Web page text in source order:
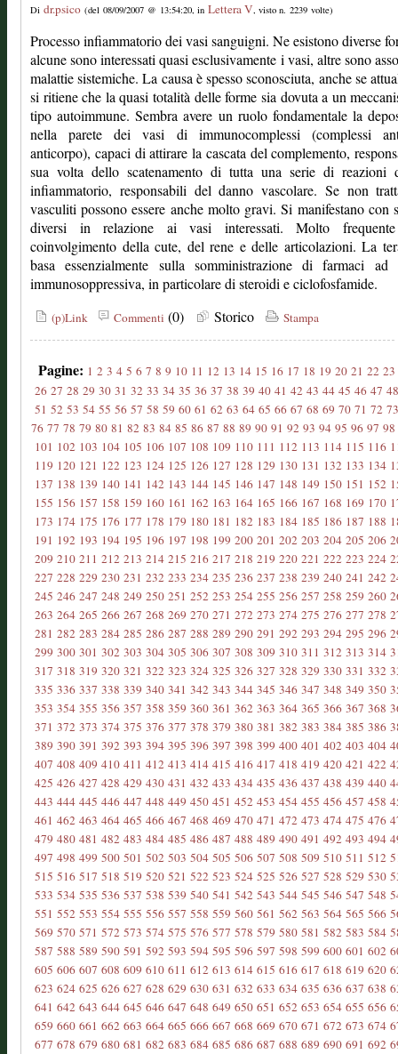
Di dr.psico (del 08/09/2007 @ 13:54:20, in Lettera V, visto n. 2239 volte)
Processo infiammatorio dei vasi sanguigni. Ne esistono diverse
alcune sono interessati quasi esclusivamente i vasi, altre sono
malattie sistemiche. La causa è spesso sconosciuta, anche se
si ritiene che la quasi totalità delle forme sia dovuta a un
tipo autoimmune. Sembra avere un ruolo fondamentale la
nella parete dei vasi di immunocomplessi (complessi
anticorpo), capaci di attirare la cascata del complemento,
sua volta dello scatenamento di tutta una serie di reazioni
infiammatorio, responsabili del danno vascolare. Se non
vasculiti possono essere anche molto gravi. Si manifestano con
diversi in relazione ai vasi interessati. Molto
coinvolgimento della cute, del rene e delle articolazioni. La
basa essenzialmente sulla somministrazione di farmaci ad
immunosoppressiva, in particolare di steroidi e ciclofosfamide.
(p)Link Commenti (0) Storico Stampa
Pagine: 1 2 3 4 5 6 7 8 9 10 11 12 13 14 15 16 17 18 19 20 21 22 23
26 27 28 29 30 31 32 33 34 35 36 37 38 39 40 41 42 43 44 45 46 47 48
51 52 53 54 55 56 57 58 59 60 61 62 63 64 65 66 67 68 69 70 71 72 73
76 77 78 79 80 81 82 83 84 85 86 87 88 89 90 91 92 93 94 95 96 97 98
101 102 103 104 105 106 107 108 109 110 111 112 113 114 115 116
119 120 121 122 123 124 125 126 127 128 129 130 131 132 133 134
137 138 139 140 141 142 143 144 145 146 147 148 149 150 151 152
155 156 157 158 159 160 161 162 163 164 165 166 167 168 169 170
173 174 175 176 177 178 179 180 181 182 183 184 185 186 187 188
191 192 193 194 195 196 197 198 199 200 201 202 203 204 205 206
209 210 211 212 213 214 215 216 217 218 219 220 221 222 223 224
227 228 229 230 231 232 233 234 235 236 237 238 239 240 241 242
245 246 247 248 249 250 251 252 253 254 255 256 257 258 259 260
263 264 265 266 267 268 269 270 271 272 273 274 275 276 277 278
281 282 283 284 285 286 287 288 289 290 291 292 293 294 295 296
299 300 301 302 303 304 305 306 307 308 309 310 311 312 313 314
317 318 319 320 321 322 323 324 325 326 327 328 329 330 331 332
335 336 337 338 339 340 341 342 343 344 345 346 347 348 349 350
353 354 355 356 357 358 359 360 361 362 363 364 365 366 367 368
371 372 373 374 375 376 377 378 379 380 381 382 383 384 385 386
389 390 391 392 393 394 395 396 397 398 399 400 401 402 403 404
407 408 409 410 411 412 413 414 415 416 417 418 419 420 421 422
425 426 427 428 429 430 431 432 433 434 435 436 437 438 439 440
443 444 445 446 447 448 449 450 451 452 453 454 455 456 457 458
461 462 463 464 465 466 467 468 469 470 471 472 473 474 475 476
479 480 481 482 483 484 485 486 487 488 489 490 491 492 493 494
497 498 499 500 501 502 503 504 505 506 507 508 509 510 511 512
515 516 517 518 519 520 521 522 523 524 525 526 527 528 529 530
533 534 535 536 537 538 539 540 541 542 543 544 545 546 547 548
551 552 553 554 555 556 557 558 559 560 561 562 563 564 565 566
569 570 571 572 573 574 575 576 577 578 579 580 581 582 583 584
587 588 589 590 591 592 593 594 595 596 597 598 599 600 601 602
605 606 607 608 609 610 611 612 613 614 615 616 617 618 619 620
623 624 625 626 627 628 629 630 631 632 633 634 635 636 637 638
641 642 643 644 645 646 647 648 649 650 651 652 653 654 655 656
659 660 661 662 663 664 665 666 667 668 669 670 671 672 673 674
677 678 679 680 681 682 683 684 685 686 687 688 689 690 691 692